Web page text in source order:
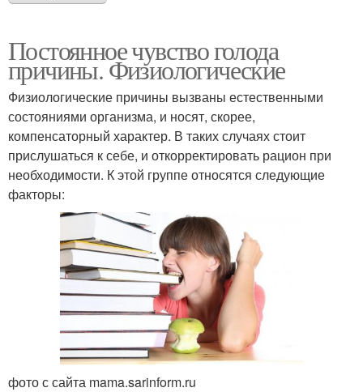
Постоянное чувство голода
причины. Физиологические
Физиологические причины вызваны естественными
состояниями организма, и носят, скорее,
компенсаторный характер. В таких случаях стоит
прислушаться к себе, и откорректировать рацион при
необходимости. К этой группе относятся следующие
факторы:
фото с сайта mama.sarinform.ru